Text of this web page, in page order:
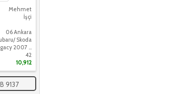
Mehmet
İşçi
06 Ankara
Skoda
2007 / Skoda Octavia 2016
42
10,912
9137